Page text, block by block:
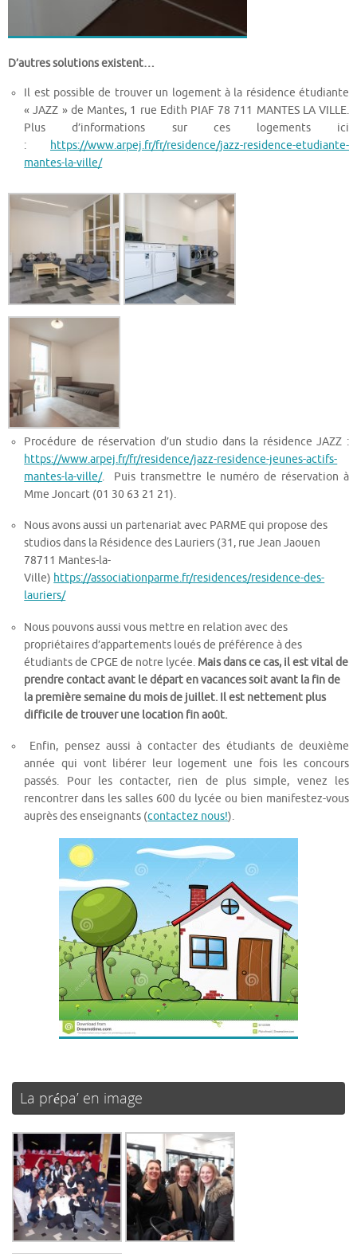
D’autres solutions existent…
Il est possible de trouver un logement à la résidence étudiante
« JAZZ » de Mantes, 1 rue Edith PIAF 78 711 MANTES LA VILLE.
Plus d’informations sur ces logements ici
:
https://www.arpej.fr/fr/residence/jazz-residence-etudiante-
mantes-la-ville/
Procédure de réservation d’un studio dans la résidence JAZZ :
https://www.arpej.fr/fr/residence/jazz-residence-jeunes-actifs-
mantes-la-ville/. Puis transmettre le numéro de réservation à
Mme Joncart (01 30 63 21 21).
Nous avons aussi un partenariat avec PARME qui propose des
studios dans la Résidence des Lauriers (31, rue Jean Jaouen
78711 Mantes-la-
Ville) https://associationparme.fr/residences/residence-des-
lauriers/
Nous pouvons aussi vous mettre en relation avec des
propriétaires d’appartements loués de préférence à des
étudiants de CPGE de notre lycée. Mais dans ce cas, il est vital de
prendre contact avant le départ en vacances soit avant la fin de
la première semaine du mois de juillet. Il est nettement plus
difficile de trouver une location fin août.
Enfin, pensez aussi à contacter des étudiants de deuxième
année qui vont libérer leur logement une fois les concours
passés. Pour les contacter, rien de plus simple, venez les
rencontrer dans les salles 600 du lycée ou bien manifestez-vous
auprès des enseignants (contactez nous!).
La prépa’ en image